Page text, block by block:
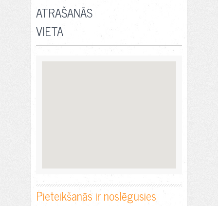
ATRAŠANĀS
VIETA
Pieteikšanās ir noslēgusies